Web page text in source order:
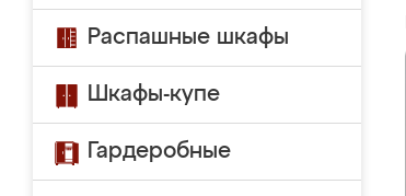
Распашные шкафы
Шкафы-купе
Гардеробные